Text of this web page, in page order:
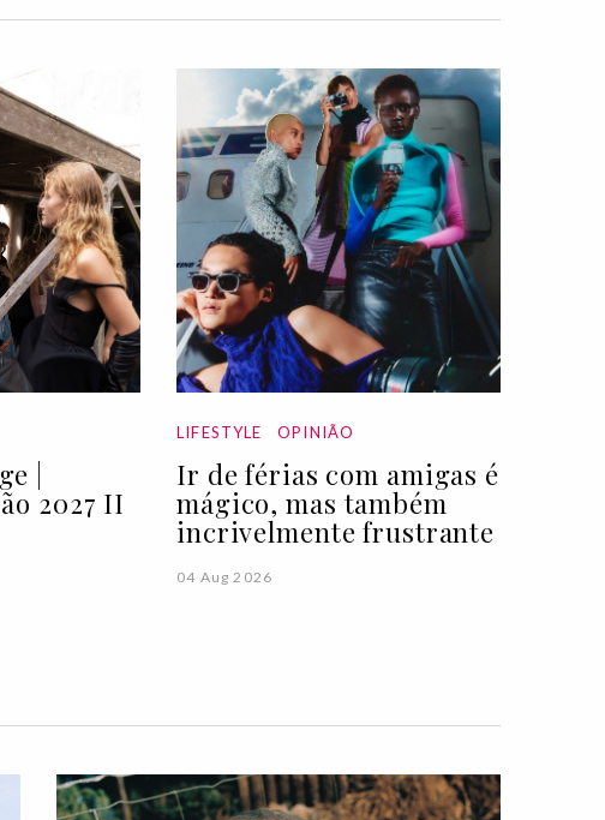
|
2027 II
LIFESTYLE OPINIÃO
Ir de férias com amigas é
mágico, mas também
incrivelmente frustrante
04 Aug 2026